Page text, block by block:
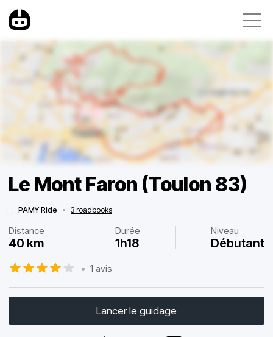
Le Mont Faron (Toulon 83)
PAMY Ride • 3 roadbooks
Distance
40 km
Durée
1h18
Niveau
Débutant
• 1 avis
Lancer le guidage